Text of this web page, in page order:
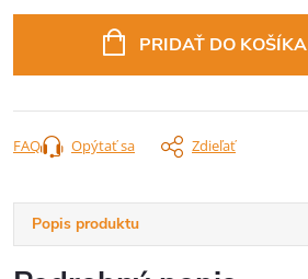
PRIDAŤ DO KOŠÍKA
Opýtať sa Zdieľať
FAQ
Popis produktu